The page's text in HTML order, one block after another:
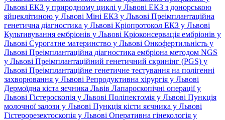
Львові ЕКЗ у природному циклі у Львові ЕКЗ з донорською
яйцеклітиною у Львові Міні ЕКЗ у Львові Преімплантаційна
генетична діагностика у Львові Кріопротокол ЕКЗ у Львові
Культивування ембріонів у Львові Кріоконсервація ембріонів у
Львові Сурогатне материнство у Львові Онкофертильність у
Львові Преімплантаційна діагностика ембріона методом NGS
у Львові Преімплантаційний генетичний скринінг (PGS) у
Львові Преімплантаційне генетичне тестування на полігенні
захворювання у Львові Репродуктивна хірургія у Львові
Дермоїдна кіста яєчника Львів Лапароскопічні операції у
Львові Гістероскопія у Львові Поліпектомія у Львові Пункція
молочної залози у Львові Пункція кісти яєчника у Львові
Гістерорезектоскопія у Львові Оперативна гінекологія у